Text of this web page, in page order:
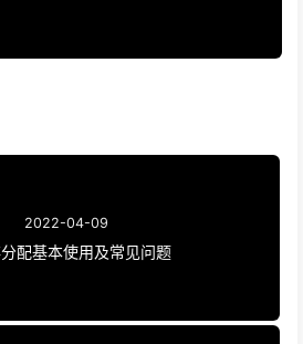
2022-04-09
配基本使用及常见问题